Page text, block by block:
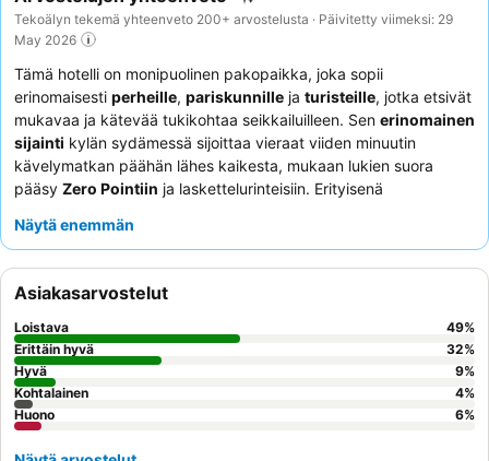
Tekoälyn tekemä yhteenveto 200+ arvostelusta · Päivitetty viimeksi: 29
May 2026
Tämä hotelli on monipuolinen pakopaikka, joka sopii
erinomaisesti perheille, pariskunnille ja turisteille, jotka etsivät
mukavaa ja kätevää tukikohtaa seikkailuilleen. Sen erinomainen
sijainti kylän sydämessä sijoittaa vieraat viiden minuutin
kävelymatkan päähän lähes kaikesta, mukaan lukien suora
pääsy Zero Pointiin ja laskettelurinteisiin. Erityisenä
täydellisen tavan rentoutua ulkoilupäivän jälkeen, ja sitä
ruoanlaittoon. Vieraat kehuvat jatkuvasti
henkilökuntaaheidän avuliaisuudestaan ja nopeasta
ongelmanratkaisukyvystään. Parhaan kokemuksen saamiseksi
harkitse huoneiston varaamista, jossa on
kuivauskaappi
pulkkia lisähauskuuden vuoksi.
Näytä enemmän
Asiakasarvostelut
Loistava 49%
Erittäin hyvä
32%
Hyvä
9%
Kohtalainen
4%
Huono
6%